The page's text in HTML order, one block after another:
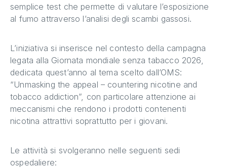
semplice test che permette di valutare l’esposizione
al fumo attraverso l’analisi degli scambi gassosi.
L’iniziativa si inserisce nel contesto della campagna
legata alla Giornata mondiale senza tabacco 2026,
dedicata quest’anno al tema scelto dall’OMS:
“Unmasking the appeal – countering nicotine and
tobacco addiction”, con particolare attenzione ai
meccanismi che rendono i prodotti contenenti
nicotina attrattivi soprattutto per i giovani.
Le attività si svolgeranno nelle seguenti sedi
ospedaliere: